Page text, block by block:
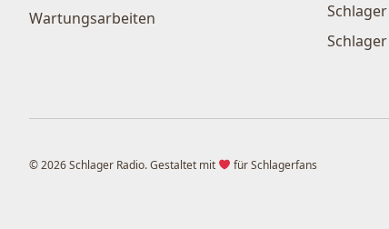
Wartungsarbeiten
© 2026 Schlager Radio. Gestaltet mit für Schlagerfans